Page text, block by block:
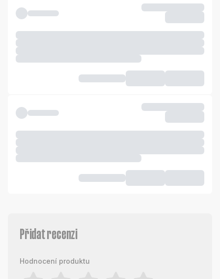
Přidat recenzi
Hodnocení produktu